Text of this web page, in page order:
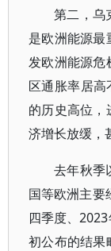
第二，乌
是欧洲能源最
发欧洲能源危
区通胀率居
的历史高位
济增长放缓，
去年秋季
国等欧洲主要
四季度、
初公布的结果